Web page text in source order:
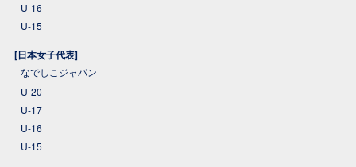
U-16
U-15
[日本女子代表]
なでしこジャパン
U-20
U-17
U-16
U-15